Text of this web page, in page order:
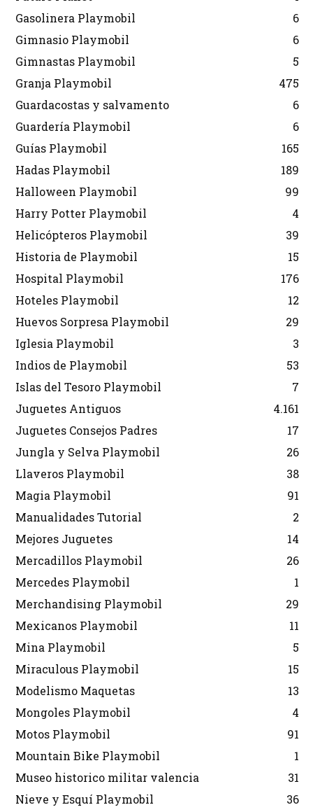
Gasolinera Playmobil
6
Gimnasio Playmobil
6
Gimnastas Playmobil
5
Granja Playmobil
475
Guardacostas y salvamento
6
Guardería Playmobil
6
Guías Playmobil
165
Hadas Playmobil
189
Halloween Playmobil
99
Harry Potter Playmobil
4
Helicópteros Playmobil
39
Historia de Playmobil
15
Hospital Playmobil
176
Hoteles Playmobil
12
Huevos Sorpresa Playmobil
29
Iglesia Playmobil
3
Indios de Playmobil
53
Islas del Tesoro Playmobil
7
Juguetes Antiguos
4.161
Juguetes Consejos Padres
17
Jungla y Selva Playmobil
26
Llaveros Playmobil
38
Magia Playmobil
91
Manualidades Tutorial
2
Mejores Juguetes
14
Mercadillos Playmobil
26
Mercedes Playmobil
1
Merchandising Playmobil
29
Mexicanos Playmobil
11
Mina Playmobil
5
Miraculous Playmobil
15
Modelismo Maquetas
13
Mongoles Playmobil
4
Motos Playmobil
91
Mountain Bike Playmobil
1
Museo historico militar valencia
31
Nieve y Esquí Playmobil
36